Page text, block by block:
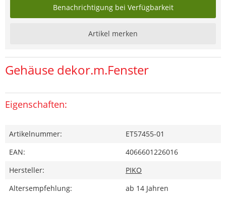
Benachrichtigung bei Verfügbarkeit
Artikel merken
Gehäuse dekor.m.Fenster
Eigenschaften:
Artikelnummer:
ET57455-01
EAN:
4066601226016
Hersteller:
PIKO
Altersempfehlung:
ab 14 Jahren